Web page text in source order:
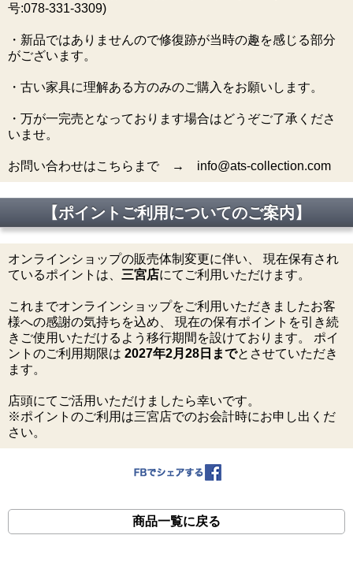
号:078-331-3309)
・新品ではありませんので修復跡が当時の趣を感じる部分
がございます。
・古い家具に理解ある方のみのご購入をお願いします。
・万が一完売となっております場合はどうぞご了承くださ
いませ。
お問い合わせはこちらまで → info@ats-collection.com
【ポイントご利用についてのご案内】
オンラインショップの販売体制変更に伴い、 現在保有され
ているポイントは、 三宮店にてご利用いただけます。
これまでオンラインショップをご利用いただきましたお客
様への感謝の気持ちを込め、 現在の保有ポイントを引き続
きご使用いただけるよう移行期間を設けております。 ポイ
ントのご利用期限は 2027年2月28日までとさせていただき
ます。
店頭にてご活用いただけましたら幸いです。
※ポイントのご利用は三宮店でのお会計時にお申し出くだ
さい。
商品一覧に戻る